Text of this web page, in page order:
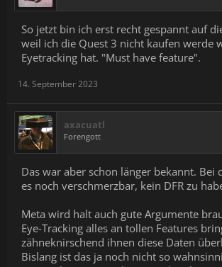
So jetzt bin ich erst recht gespannt auf
weil ich die Quest 3 nicht kaufen werde
Eyetracking hat. "Must have feature".
14. September 2023
axacuatl
Forengott
Das war aber schon länger bekannt. Bei
es noch verschmerzbar, kein DFR zu
Meta wird halt auch gute Argumente
Eye-Tracking alles an tollen Features
zähneknirschend ihnen diese Daten
Bislang ist das ja noch nicht so